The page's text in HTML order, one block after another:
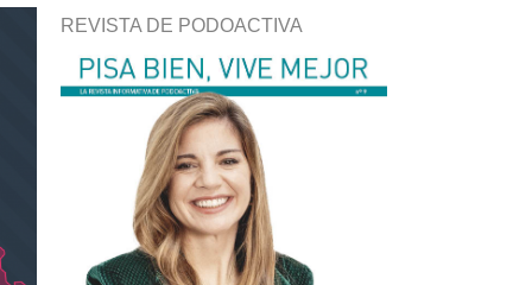
REVISTA DE PODOACTIVA